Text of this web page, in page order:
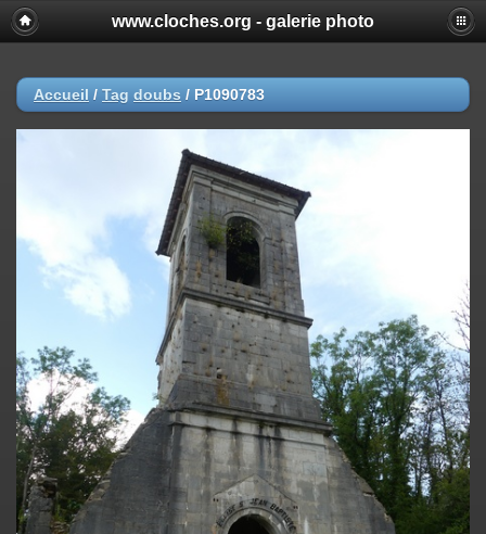
www.cloches.org - galerie photo
Accueil / Tag doubs / P1090783